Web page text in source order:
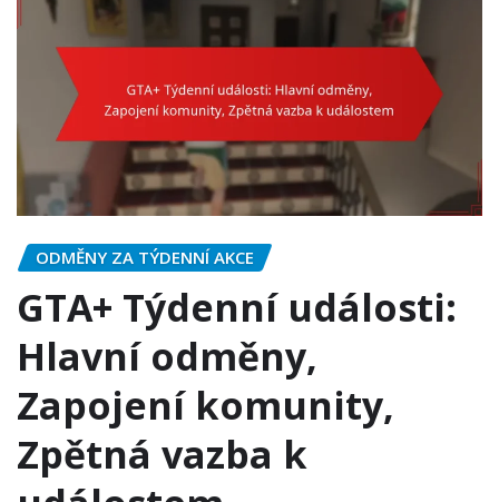
ODMĚNY ZA TÝDENNÍ AKCE
GTA+ Týdenní události:
Hlavní odměny,
Zapojení komunity,
Zpětná vazba k